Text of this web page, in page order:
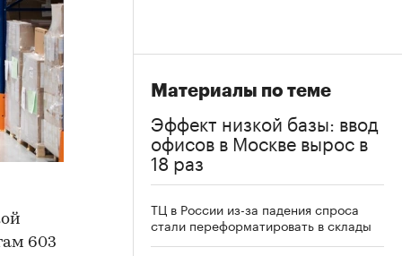
603
Материалы по теме
Эффект низкой базы: ввод
офисов в Москве вырос в
18 раз
ТЦ в России из-за падения спроса
стали переформатировать в склады